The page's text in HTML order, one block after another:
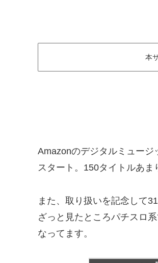
本
Amazonのデジタルミュー
スタート。150タイトルあま
また、取り扱いを記念して
ざっと見たところパチスロ
なってます。